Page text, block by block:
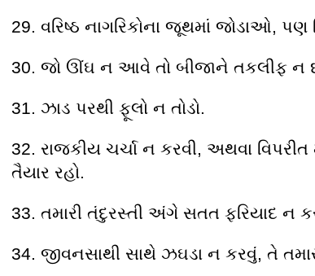
29. વરિષ્ઠ નાગરિકોના જૂથમાં જોડાઓ, પણ
30. જો ઊંઘ ન આવે તો બીજાને તકલીફ ન
31. ઝાડ પરથી ફૂલો ન તોડો.
32. રાજકીય ચર્ચા ન કરવી, અથવા વિપરીત
તૈયાર રહો.
33. તમારી તંદુરસ્તી અંગે સતત ફરિયાદ ન
34. જીવનસાથી સાથે ઝઘડા ન કરવું, તે